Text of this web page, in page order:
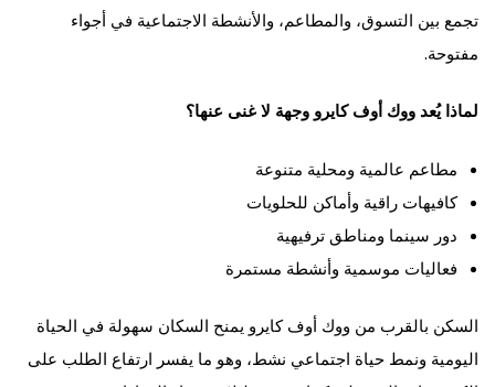
تجمع بين التسوق، والمطاعم، والأنشطة الاجتماعية في أجواء
مفتوحة.
لماذا يُعد ووك أوف كايرو وجهة لا غنى عنها؟
مطاعم عالمية ومحلية متنوعة
كافيهات راقية وأماكن للحلويات
دور سينما ومناطق ترفيهية
فعاليات موسمية وأنشطة مستمرة
السكن بالقرب من ووك أوف كايرو يمنح السكان سهولة في الحياة
اليومية ونمط حياة اجتماعي نشط، وهو ما يفسر ارتفاع الطلب على